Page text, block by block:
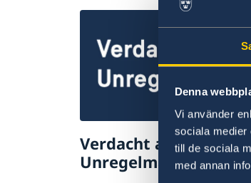
Denna
Vi använder
sociala medier
till de sociala
med annan
Verdacht auf
Unregelmäßigkeiten